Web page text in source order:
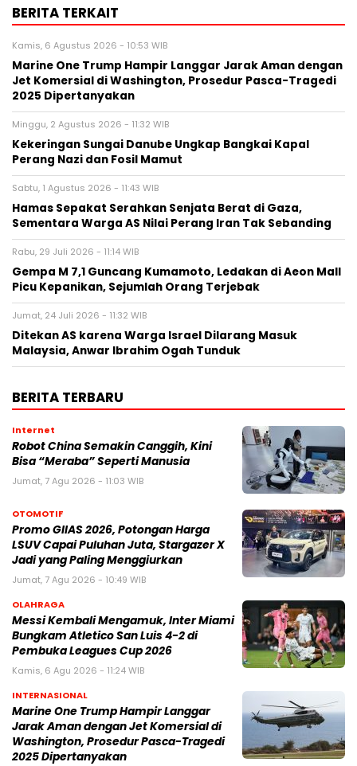
BERITA TERKAIT
Kamis, 6 Agustus 2026 - 10:53 WIB
Marine One Trump Hampir Langgar Jarak Aman dengan
Jet Komersial di Washington, Prosedur Pasca-Tragedi
2025 Dipertanyakan
Minggu, 2 Agustus 2026 - 11:32 WIB
Kekeringan Sungai Danube Ungkap Bangkai Kapal
Perang Nazi dan Fosil Mamut
Sabtu, 1 Agustus 2026 - 11:43 WIB
Hamas Sepakat Serahkan Senjata Berat di Gaza,
Sementara Warga AS Nilai Perang Iran Tak Sebanding
Rabu, 29 Juli 2026 - 11:14 WIB
Gempa M 7,1 Guncang Kumamoto, Ledakan di Aeon Mall
Picu Kepanikan, Sejumlah Orang Terjebak
Jumat, 24 Juli 2026 - 11:32 WIB
Ditekan AS karena Warga Israel Dilarang Masuk
Malaysia, Anwar Ibrahim Ogah Tunduk
BERITA TERBARU
Internet
Robot China Semakin Canggih, Kini
Bisa “Meraba” Seperti Manusia
Jumat, 7 Agu 2026 - 11:03 WIB
OTOMOTIF
Promo GIIAS 2026, Potongan Harga
LSUV Capai Puluhan Juta, Stargazer X
Jadi yang Paling Menggiurkan
Jumat, 7 Agu 2026 - 10:49 WIB
OLAHRAGA
Messi Kembali Mengamuk, Inter Miami
Bungkam Atletico San Luis 4-2 di
Pembuka Leagues Cup 2026
Kamis, 6 Agu 2026 - 11:24 WIB
INTERNASIONAL
Marine One Trump Hampir Langgar
Jarak Aman dengan Jet Komersial di
Washington, Prosedur Pasca-Tragedi
2025 Dipertanyakan